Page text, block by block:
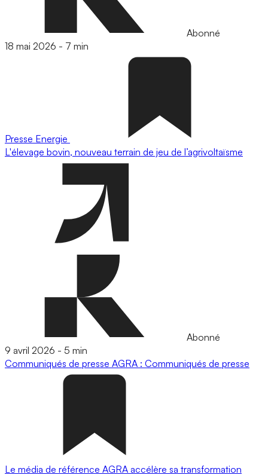
Abonné
18 mai 2026 - 7 min
Presse Energie
L'élevage bovin, nouveau terrain de jeu de l’agrivoltaïsme
Abonné
9 avril 2026 - 5 min
Communiqués de presse AGRA : Communiqués de presse
Le média de référence AGRA accélère sa transformation